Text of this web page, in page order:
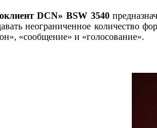
DCN» BSW 3540
неограниченное количество
«сообщение» и «голосование».